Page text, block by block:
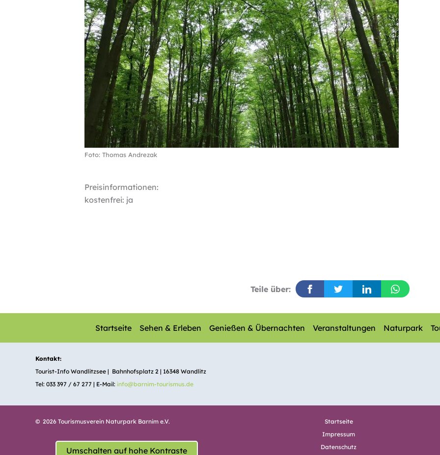
Foto: Thomas Andrezak
Preisinformationen:
kostenfrei: ja
Teile über:
Startseite Sehen & Erleben Genießen & Übernachten Veranstaltungen Naturpark
Kontakt:
Tourist-Info Wandlitzsee | Bahnhofsplatz 2 | 16348 Wandlitz
Tel: 033 397 / 67 277 | E-Mail: info@barnim-tourismus.de
© 2026 Tourismusverein Naturpark Barnim e.V.
Umschalten auf hohe Kontraste
Startseite
Impressum
Datenschutz